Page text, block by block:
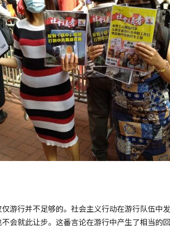
游行并不足够的。社会主义行动在游行队伍中
会就此让步。这番言论在游行中产生了相当的